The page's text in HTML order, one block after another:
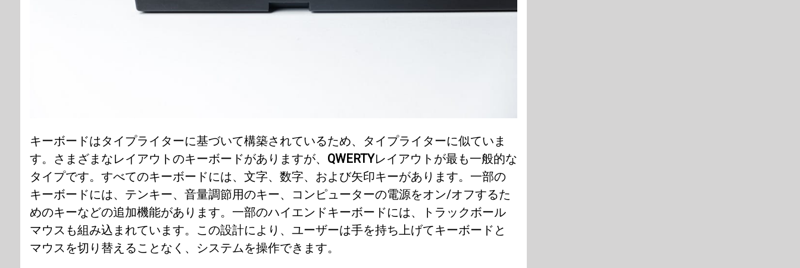
キーボードはタイプライターに基づいて構築されているため、タイプライターに似ていま
す。さまざまなレイアウトのキーボードがありますが、 QWERTYレイアウトが最も一般的な
タイプです。すべてのキーボードには、文字、数字、および矢印キーがあります。一部の
キーボードには、テンキー、音量調節用のキー、コンピューターの電源をオン/オフするた
めのキーなどの追加機能があります。一部のハイエンドキーボードには、トラックボール
マウスも組み込まれています。この設計により、ユーザーは手を持ち上げてキーボードと
マウスを切り替えることなく、システムを操作できます。